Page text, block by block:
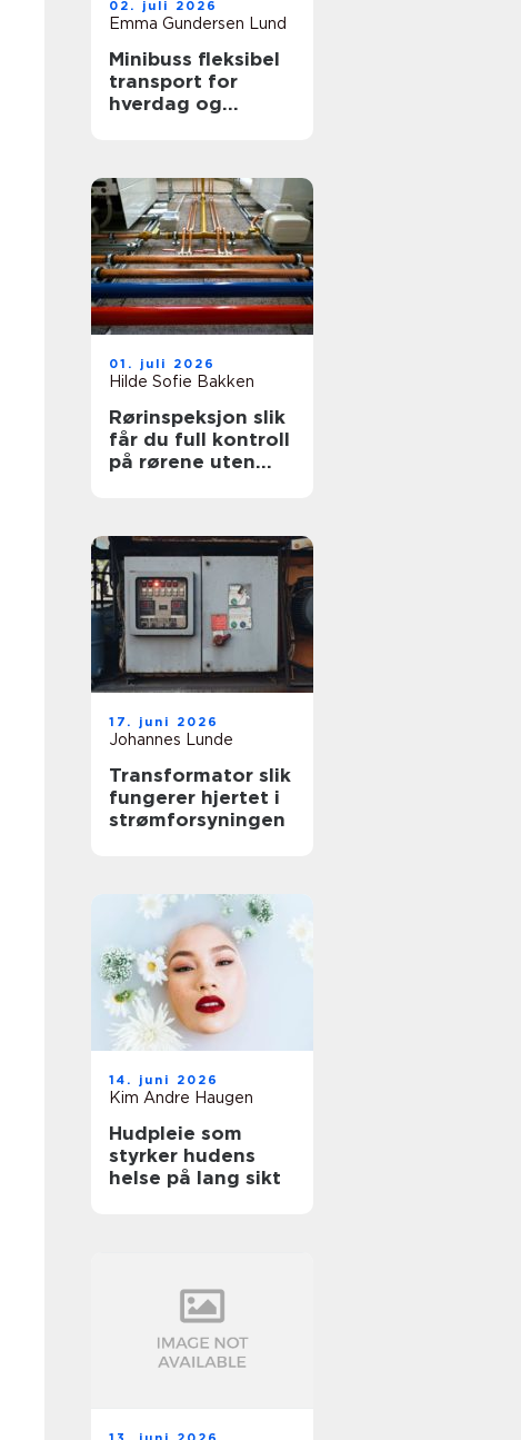
02. juli 2026
Emma Gundersen Lund
Minibuss fleksibel
transport for
hverdag og
01. juli 2026
Hilde Sofie Bakken
Rørinspeksjon slik
får du full kontroll
på rørene uten
17. juni 2026
Johannes Lunde
Transformator slik
fungerer hjertet i
strømforsyningen
14. juni 2026
Kim Andre Haugen
Hudpleie som
styrker hudens
helse på lang sikt